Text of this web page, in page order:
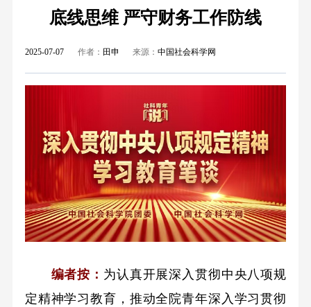
底线思维 严守财务工作防线
2025-07-07 作者： 田申 来源：中国社会科学网
编者按： 为认真开展深入贯彻中央八项规
定精神学习教育，推动全院青年深入学习贯彻